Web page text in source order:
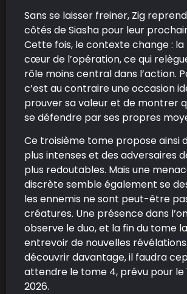
Sans se laisser freiner, Zig
côtés de Siasha pour leur
Cette fois, le contexte change : la
cœur de l’opération, ce qui
rôle moins central dans l’action.
c’est au contraire une occasion
prouver sa valeur et de montrer
se défendre par ses propres
Ce troisième tome propose ainsi
plus intenses et des adversaires
plus redoutables. Mais une
discrète semble également se
les ennemis ne sont peut-être
créatures. Une présence dans
observe le duo, et la fin du tome
entrevoir de nouvelles révélations.
découvrir davantage, il faudra
attendre le tome 4, prévu pour le
2026.